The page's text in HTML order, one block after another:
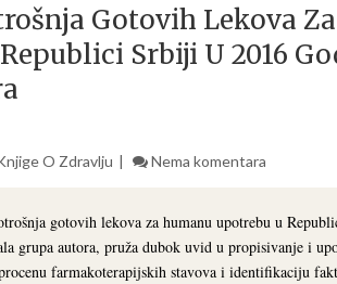
Gotovih Lekova
Srbiji U 2016
O Zdravlju Nema komentara
gotovih lekova za humanu upotrebu u
grupa autora, pruža dubok uvid u propisivanje i
farmakoterapijskih stavova i identifikaciju